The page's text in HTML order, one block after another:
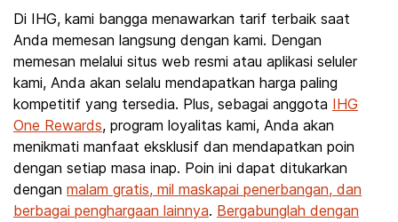
Di IHG, kami bangga menawarkan tarif terbaik saat
Anda memesan langsung dengan kami. Dengan
memesan melalui situs web resmi atau aplikasi seluler
kami, Anda akan selalu mendapatkan harga paling
kompetitif yang tersedia. Plus, sebagai anggota IHG
One Rewards, program loyalitas kami, Anda akan
menikmati manfaat eksklusif dan mendapatkan poin
dengan setiap masa inap. Poin ini dapat ditukarkan
dengan malam gratis, mil maskapai penerbangan, dan
berbagai penghargaan lainnya. Bergabunglah dengan